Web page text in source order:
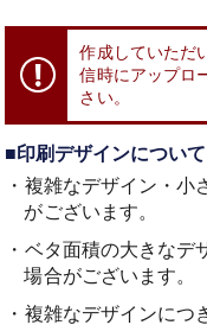
作成していただ
信時にアップロ
さい。
■印刷デザインについて
・複雑なデザイン・
がございます。
・ベタ面積の大きな
場合がございます。
・複雑なデザインに